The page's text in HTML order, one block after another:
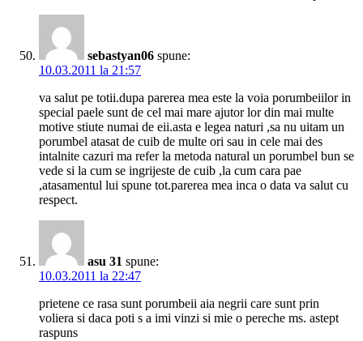
sebastyan06 spune:
10.03.2011 la 21:57
va salut pe totii.dupa parerea mea este la voia porumbeiilor in
special paele sunt de cel mai mare ajutor lor din mai multe
motive stiute numai de eii.asta e legea naturi ,sa nu uitam un
porumbel atasat de cuib de multe ori sau in cele mai des
intalnite cazuri ma refer la metoda natural un porumbel bun se
vede si la cum se ingrijeste de cuib ,la cum cara pae
,atasamentul lui spune tot.parerea mea inca o data va salut cu
respect.
asu 31 spune:
10.03.2011 la 22:47
prietene ce rasa sunt porumbeii aia negrii care sunt prin
voliera si daca poti s a imi vinzi si mie o pereche ms. astept
raspuns